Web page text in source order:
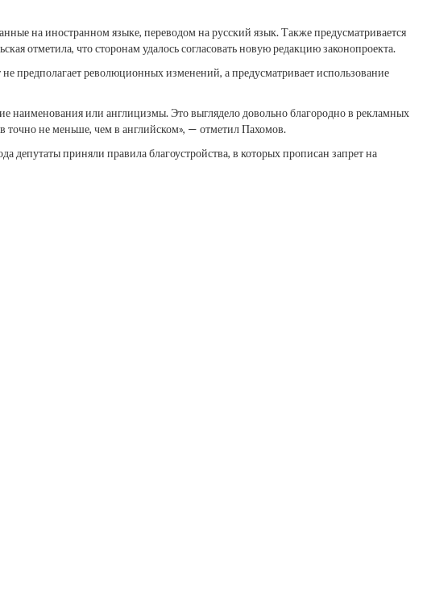
на иностранном языке, переводом на русский язык. Также предусматривается
отметила, что сторонам удалось согласовать новую редакцию законопроекта.
предполагает революционных изменений, а предусматривает использование
наименования или англицизмы. Это выглядело довольно благородно в рекламных
точно не меньше, чем в английском», — отметил Пахомов.
приняли правила благоустройства, в которых прописан запрет на